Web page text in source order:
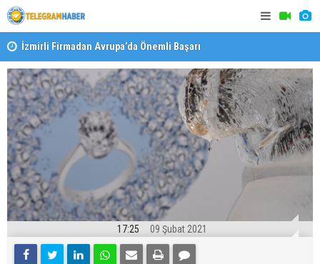
İzmirli Firmadan Avrupa’da Önemli Başarı
Devlet
17:25 09 Şubat 2021